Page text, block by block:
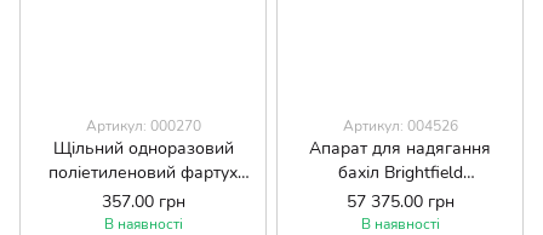
Артикул: 000270
Щільний одноразовий
поліетиленовий фартух
SanGig MAX, 100 шт
357.00 грн
В наявності
Артикул: 004526
Апарат для надягання
бахіл Brightfield
(бахіломашина)
57 375.00 грн
В наявності